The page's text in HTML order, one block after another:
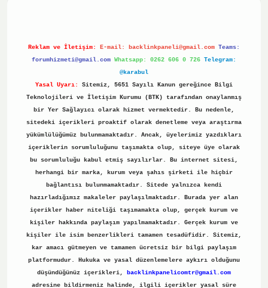
Reklam ve İletişim: E-mail: backlinkpaneli@gmail.com Teams:
forumhizmeti@gmail.com Whatsapp: 0262 606 0 726 Telegram:
@karabul
Yasal Uyarı:
Sitemiz, 5651 Sayılı Kanun gereğince Bilgi
Teknolojileri ve İletişim Kurumu (BTK) tarafından onaylanmış
bir Yer Sağlayıcı olarak hizmet vermektedir. Bu nedenle,
sitedeki içerikleri proaktif olarak denetleme veya araştırma
yükümlülüğümüz bulunmamaktadır. Ancak, üyelerimiz yazdıkları
içeriklerin sorumluluğunu taşımakta olup, siteye üye olarak
bu sorumluluğu kabul etmiş sayılırlar. Bu internet sitesi,
herhangi bir marka, kurum veya şahıs şirketi ile hiçbir
bağlantısı bulunmamaktadır. Sitede yalnızca kendi
hazırladığımız makaleler paylaşılmaktadır. Burada yer alan
içerikler haber niteliği taşımamakta olup, gerçek kurum ve
kişiler hakkında paylaşım yapılmamaktadır. Gerçek kurum ve
kişiler ile isim benzerlikleri tamamen tesadüfidir. Sitemiz,
kar amacı gütmeyen ve tamamen ücretsiz bir bilgi paylaşım
platformudur. Hukuka ve yasal düzenlemelere aykırı olduğunu
düşündüğünüz içerikleri,
backlinkpanelicomtr@gmail.com
adresine bildirmeniz halinde, ilgili içerikler yasal süre